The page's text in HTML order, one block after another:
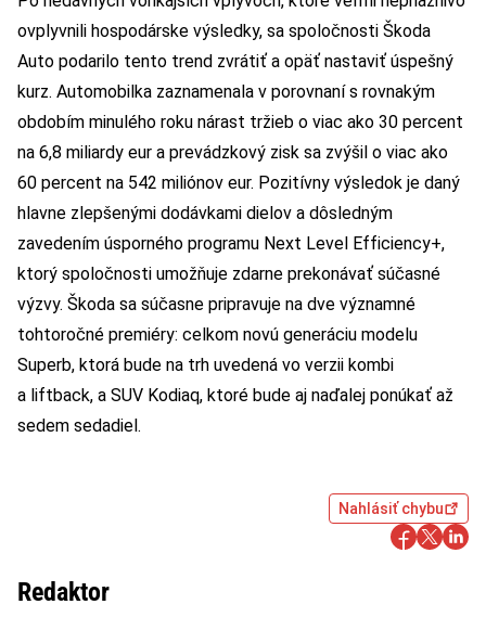
ovplyvnili hospodárske výsledky, sa spoločnosti Škoda
Auto podarilo tento trend zvrátiť a opäť nastaviť úspešný
kurz. Automobilka zaznamenala v porovnaní s rovnakým
obdobím minulého roku nárast tržieb o viac ako 30 percent
na 6,8 miliardy eur a prevádzkový zisk sa zvýšil o viac ako
60 percent na 542 miliónov eur. Pozitívny výsledok je daný
hlavne zlepšenými dodávkami dielov a dôsledným
zavedením úsporného programu Next Level Efficiency+,
ktorý spoločnosti umožňuje zdarne prekonávať súčasné
výzvy. Škoda sa súčasne pripravuje na dve významné
tohtoročné premiéry: celkom novú generáciu modelu
Superb, ktorá bude na trh uvedená vo verzii kombi
a liftback, a SUV Kodiaq, ktoré bude aj naďalej ponúkať až
sedem sedadiel.
Nahlásiť chybu
Redaktor